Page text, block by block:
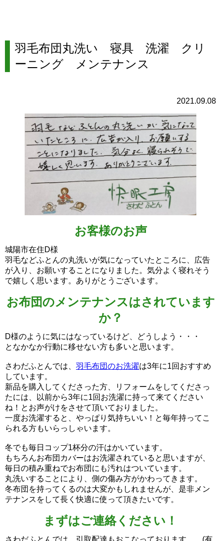
羽毛布団丸洗い 寝具 洗濯 クリ
ーニング メンテナンス
2021.09.08
お客様のお声
城陽市在住D様
羽毛などふとんの丸洗いが気になっていたところに、広告
が入り、お願いすることになりました。気分よく寝れそう
で嬉しく思います。ありがとうございます。
お布団のメンテナンスはされています
か？
D様のように気にはなっているけど、どうしよう・・・
となかなか行動に移せない方も多いと思います。
さわだふとんでは、 羽毛布団のお洗濯は3年に1回おすすめ
しています。
新品を購入してくださった方、リフォームをしてくださっ
たには、以前から3年に1回お洗濯に持って来てください
ね！とお声がけをさせて頂いておりました。
一度お洗濯すると、やっぱり気持ちいい！と毎年持ってこ
られる方もいらっしゃいます。
冬でも毎日コップ1杯分の汗はかいています。
もちろんお布団カバーはお洗濯されていると思いますが、
毎日の積み重ねでお布団にも汚れはついています。
丸洗いすることにより、側の傷み方がかわってきます。
冬布団を持ってくるのは大変かもしれませんが、是非メン
テナンスをして長く快適に使って頂きたいです。
まずはご連絡ください！
さわだふとんでは、引取配達もおこなっております。 (有